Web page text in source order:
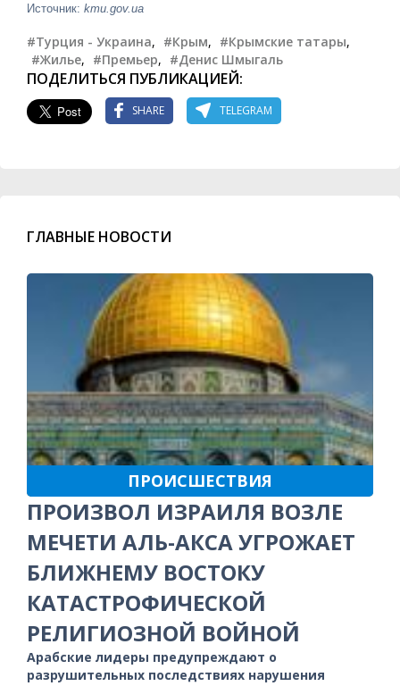
Источник: kmu.gov.ua
#Турция - Украина, #Крым, #Крымские татары,
#Жилье, #Премьер, #Денис Шмыгаль
ПОДЕЛИТЬСЯ ПУБЛИКАЦИЕЙ:
SHARE TELEGRAM
ГЛАВНЫЕ НОВОСТИ
ПРОИСШЕСТВИЯ
ПРОИЗВОЛ ИЗРАИЛЯ ВОЗЛЕ
МЕЧЕТИ АЛЬ-АКСА УГРОЖАЕТ
БЛИЖНЕМУ ВОСТОКУ
КАТАСТРОФИЧЕСКОЙ
РЕЛИГИОЗНОЙ ВОЙНОЙ
Арабские лидеры предупреждают о
разрушительных последствиях нарушения